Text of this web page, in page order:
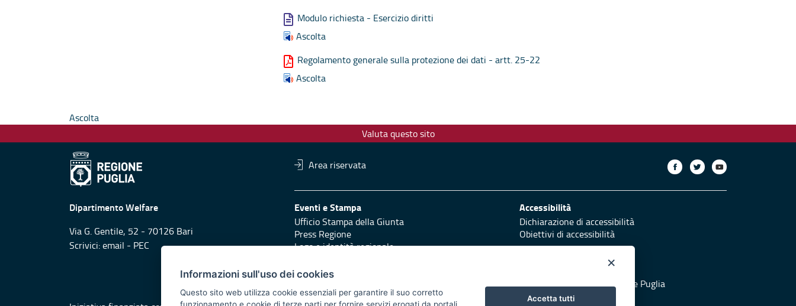
Modulo richiesta - Esercizio diritti
Ascolta
Regolamento generale sulla protezione dei dati - artt. 25-22
Ascolta
Ascolta
Valuta questo sito
Area riservata
Dipartimento Welfare
Via G. Gentile, 52 - 70126 Bari
Scrivici:email - PEC
Eventi e Stampa
Ufficio Stampa della Giunta
Press Regione
Logo e identità regionale
Accessibilità
Dichiarazione di accessibilità
Obiettivi di accessibilità
Redazione
Vai al sito di Protezione Civile Puglia
×
Informazioni sull'uso dei cookies
Questo sito web utilizza cookie essenziali per garantire il suo corretto
Accetta tutti